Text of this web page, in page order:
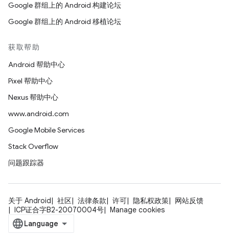
Google 群组上的 Android 构建论坛
Google 群组上的 Android 移植论坛
获取帮助
Android 帮助中心
Pixel 帮助中心
Nexus 帮助中心
www.android.com
Google Mobile Services
Stack Overflow
问题跟踪器
关于 Android 社区 法律条款 许可 隐私权政策
网站反馈
ICP证合字B2-20070004号
Manage cookies